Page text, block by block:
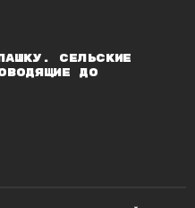
Сельские
до